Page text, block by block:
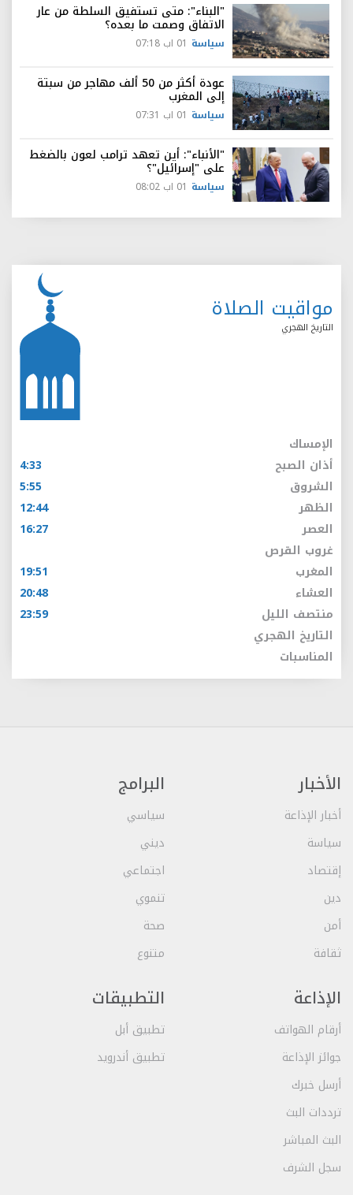
"البناء": متى تستفيق السلطة من عار
الاتفاق وصمت ما بعده؟
سياسة 01 اب 07:18
عودة أكثر من 50 ألف مهاجر من سبتة
إلى المغرب
سياسة 01 اب 07:31
"الأنباء": أين تعهد ترامب لعون بالضغط
على "إسرائيل"؟
سياسة 01 اب 08:02
مواقيت الصلاة
التاريخ الهجري
الإمساك
أذان الصبح
4:33
الشروق
5:55
الظهر
12:44
العصر
16:27
غروب القرص
المغرب
19:51
العشاء
20:48
منتصف الليل
23:59
التاريخ الهجري
المناسبات
الأخبار
أخبار الإذاعة
سياسة
إقتصاد
دين
أمن
ثقافة
البرامج
سياسي
ديني
اجتماعي
تنموي
صحة
متنوع
الإذاعة
أرقام الهواتف
جوائز الإذاعة
أرسل خبرك
ترددات البث
البث المباشر
سجل الشرف
التطبيقات
تطبيق أبل
تطبيق أندرويد